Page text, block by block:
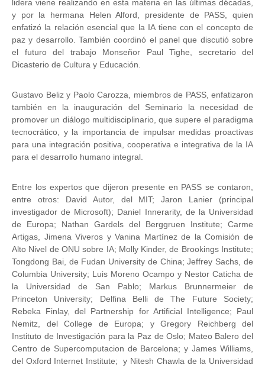
lidera viene realizando en esta materia en las últimas décadas,
y por la hermana Helen Alford, presidente de PASS, quien
enfatizó la relación esencial que la IA tiene con el concepto de
paz y desarrollo. También coordinó el panel que discutió sobre
el futuro del trabajo Monseñor Paul Tighe, secretario del
Dicasterio de Cultura y Educación.
Gustavo Beliz y Paolo Carozza, miembros de PASS, enfatizaron
también en la inauguración del Seminario la necesidad de
promover un diálogo multidisciplinario, que supere el paradigma
tecnocrático, y la importancia de impulsar medidas proactivas
para una integración positiva, cooperativa e integrativa de la IA
para el desarrollo humano integral.
Entre los expertos que dijeron presente en PASS se contaron,
entre otros: David Autor, del MIT; Jaron Lanier (principal
investigador de Microsoft); Daniel Innerarity, de la Universidad
de Europa; Nathan Gardels del Berggruen Institute; Carme
Artigas, Jimena Viveros y Vanina Martínez de la Comisión de
Alto Nivel de ONU sobre IA; Molly Kinder, de Brookings Institute;
Tongdong Bai, de Fudan University de China; Jeffrey Sachs, de
Columbia University; Luis Moreno Ocampo y Nestor Caticha de
la Universidad de San Pablo; Markus Brunnermeier de
Princeton University; Delfina Belli de The Future Society;
Rebeka Finlay, del Partnership for Artificial Intelligence; Paul
Nemitz, del College de Europa; y Gregory Reichberg del
Instituto de Investigación para la Paz de Oslo; Mateo Balero del
Centro de Supercomputacion de Barcelona; y James Williams,
del Oxford Internet Institute; y Nitesh Chawla de la Universidad